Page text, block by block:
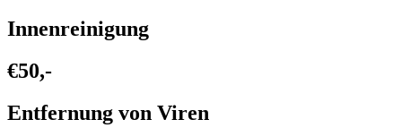
Innenreinigung
€50,-
Entfernung von Viren